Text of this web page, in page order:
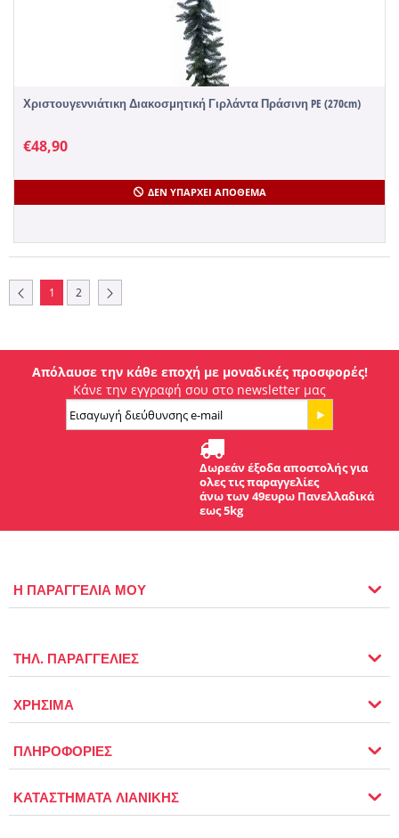
Χριστουγεννιάτικη Διακοσμητική Γιρλάντα Πράσινη PE (270cm)
€48,90
ΔΕΝ ΥΠΆΡΧΕΙ ΑΠΌΘΕΜΑ
1 2
Απόλαυσε την κάθε εποχή με μοναδικές προσφορές!
Κάνε την εγγραφή σου στο newsletter μας
Δωρεάν έξοδα αποστολής για
ολες τις παραγγελίες
άνω των 49ευρω Πανελλαδικά
εως 5kg
Η ΠΑΡΑΓΓΕΛΙΑ ΜΟΥ
ΤΗΛ. ΠΑΡΑΓΓΕΛΙΕΣ
ΧΡΗΣΙΜΑ
ΠΛΗΡΟΦΟΡΙΕΣ
ΚΑΤΑΣΤΗΜΑΤΑ ΛΙΑΝΙΚΗΣ